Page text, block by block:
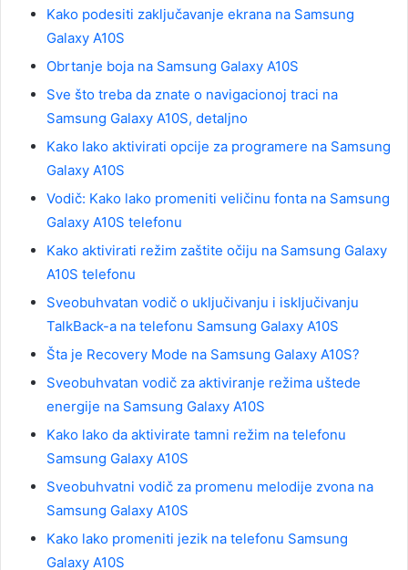
Kako podesiti zaključavanje ekrana na Samsung
Galaxy A10S
Obrtanje boja na Samsung Galaxy A10S
Sve što treba da znate o navigacionoj traci na
Samsung Galaxy A10S, detaljno
Kako lako aktivirati opcije za programere na Samsung
Galaxy A10S
Vodič: Kako lako promeniti veličinu fonta na Samsung
Galaxy A10S telefonu
Kako aktivirati režim zaštite očiju na Samsung Galaxy
A10S telefonu
Sveobuhvatan vodič o uključivanju i isključivanju
TalkBack-a na telefonu Samsung Galaxy A10S
Šta je Recovery Mode na Samsung Galaxy A10S?
Sveobuhvatan vodič za aktiviranje režima uštede
energije na Samsung Galaxy A10S
Kako lako da aktivirate tamni režim na telefonu
Samsung Galaxy A10S
Sveobuhvatni vodič za promenu melodije zvona na
Samsung Galaxy A10S
Kako lako promeniti jezik na telefonu Samsung
Galaxy A10S